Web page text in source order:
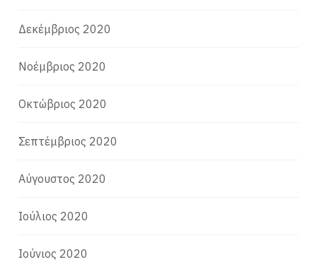
Δεκέμβριος 2020
Νοέμβριος 2020
Οκτώβριος 2020
Σεπτέμβριος 2020
Αύγουστος 2020
Ιούλιος 2020
Ιούνιος 2020